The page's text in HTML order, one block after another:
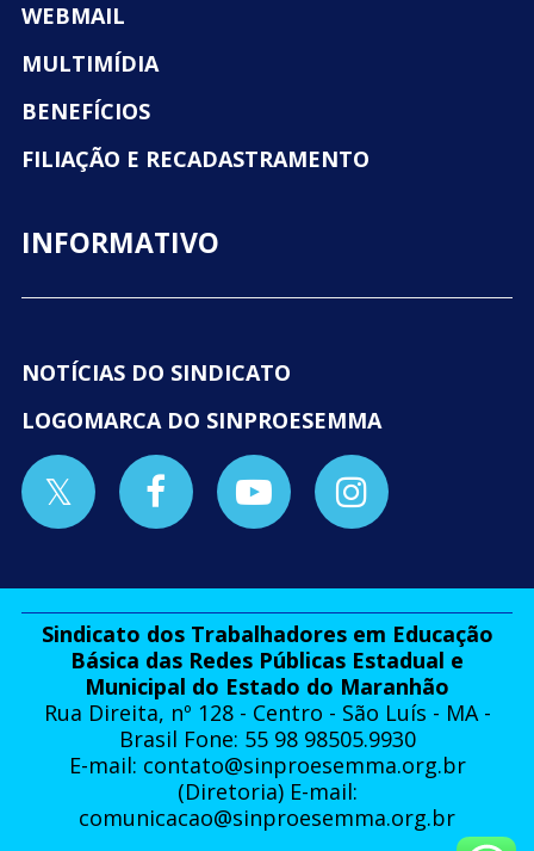
WEBMAIL
MULTIMÍDIA
BENEFÍCIOS
FILIAÇÃO E RECADASTRAMENTO
INFORMATIVO
NOTÍCIAS DO SINDICATO
LOGOMARCA DO SINPROESEMMA
Sindicato dos Trabalhadores em Educação
Básica das Redes Públicas Estadual e
Municipal do Estado do Maranhão
Rua Direita, nº 128 - Centro - São Luís - MA -
Brasil Fone: 55 98 98505.9930
E-mail: contato@sinproesemma.org.br
(Diretoria) E-mail:
comunicacao@sinproesemma.org.br